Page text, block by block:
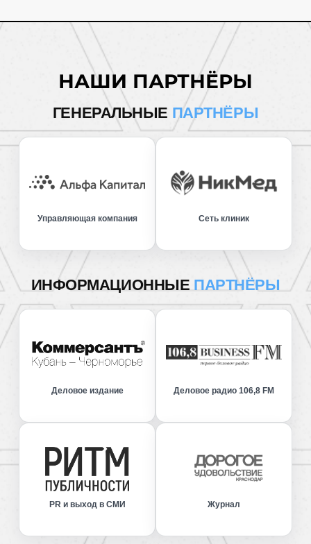
НАШИ ПАРТНЁРЫ
ГЕНЕРАЛЬНЫЕ ПАРТНЁРЫ
Управляющая компания Сеть клиник
ИНФОРМАЦИОННЫЕ ПАРТНЁРЫ
Деловое издание Деловое радио 106,8 FM
PR и выход в СМИ Журнал